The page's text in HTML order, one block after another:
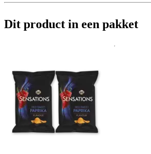
Dit product in een pakket